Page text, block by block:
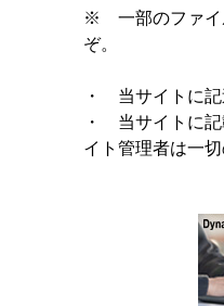
※ 一部のファイ
ぞ。
・ 当サイトに記
・ 当サイトに記
イト管理者は一